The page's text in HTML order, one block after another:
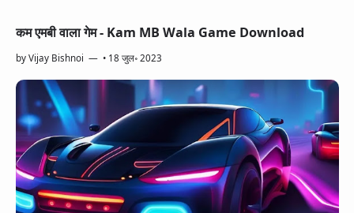
कम एमबी वाला गेम - Kam MB Wala Game Download
byVijay Bishnoi • 18 जुल॰ 2023